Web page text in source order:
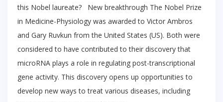
this Nobel laureate? New breakthrough The Nobel Prize
in Medicine-Physiology was awarded to Victor Ambros
and Gary Ruvkun from the United States (US). Both were
considered to have contributed to their discovery that
microRNA plays a role in regulating post-transcriptional
gene activity. This discovery opens up opportunities to
develop new ways to treat various diseases, including